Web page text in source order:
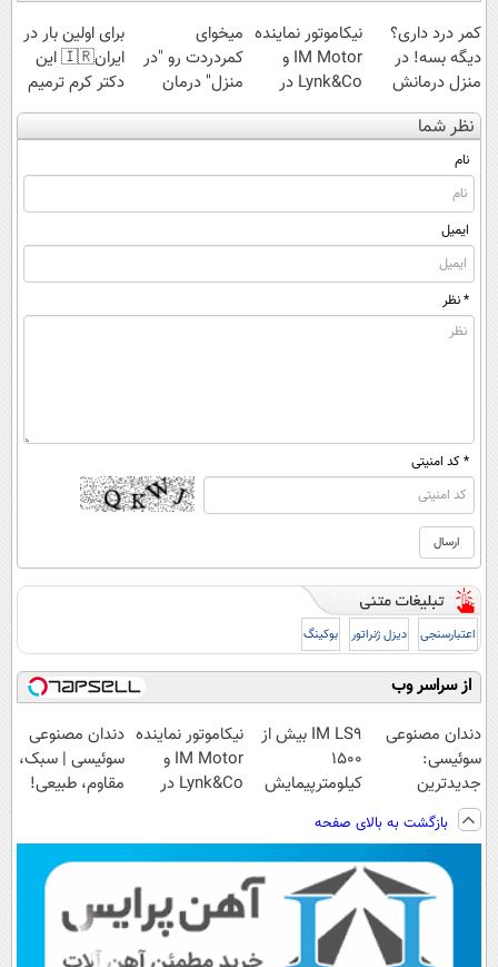
کمر درد داری؟
دیگه بسه! در
منزل درمانش
کن
(◀پرسش‌نامه)
نیکاموتور نماینده
IM Motor و
Lynk&Co در
ایران
میخوای
کمردردت رو "در
منزل" درمان
کنی؟ (◂فیلم +
◂پرسش‌نامه)
برای اولین بار در
ایران🇮🇷 این
دکتر کرم ترمیم
کننده 23 روزه
ساخت!
نظر شما
نام
ایمیل
* نظر
* کد امنیتی
اعتبارسنجی دیزل ژنراتور بوکینگ
از سراسر وب
دندان مصنوعی
سوئیسی:
جدیدترین
فناوری اروپا،
سبک و مقاوم |
پرداخت قسطی
IM LS9 بیش از
1500
کیلومترپیمایش
نیکاموتور نماینده
IM Motor و
Lynk&Co در
دندان مصنوعی
سوئیسی | سبک،
مقاوم، طبیعی!
اقساطی😍
بازگشت به بالای صفحه